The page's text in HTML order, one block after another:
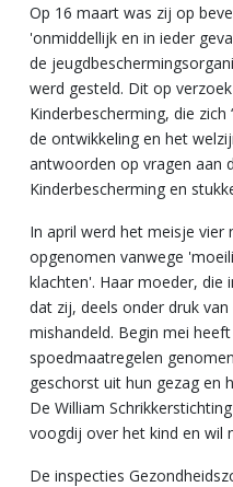
Op 16 maart was zij op
'onmiddellijk en in ieder
de
werd gesteld. Dit op
Kinderbescherming, die
de ontwikkeling en het
antwoorden op vragen aan
Kinderbescherming en
In april werd het meisje vier
opgenomen vanwege
klachten'. Haar moeder, die
dat zij, deels onder druk
mishandeld. Begin mei
spoedmaatregelen
geschorst uit hun gezag en
De William
voogdij over het kind en wil
De inspecties